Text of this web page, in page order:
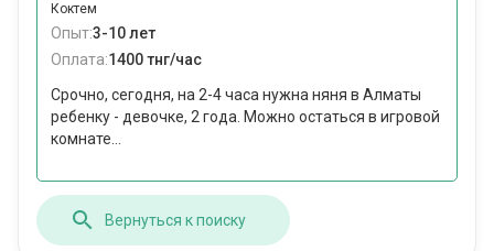
Коктем
Опыт:3-10 лет
Оплата:1400 тнг/час
Срочно, сегодня, на 2-4 часа нужна няня в Алматы
ребенку - девочке, 2 года. Можно остаться в игровой
комнате...
Вернуться к поиску